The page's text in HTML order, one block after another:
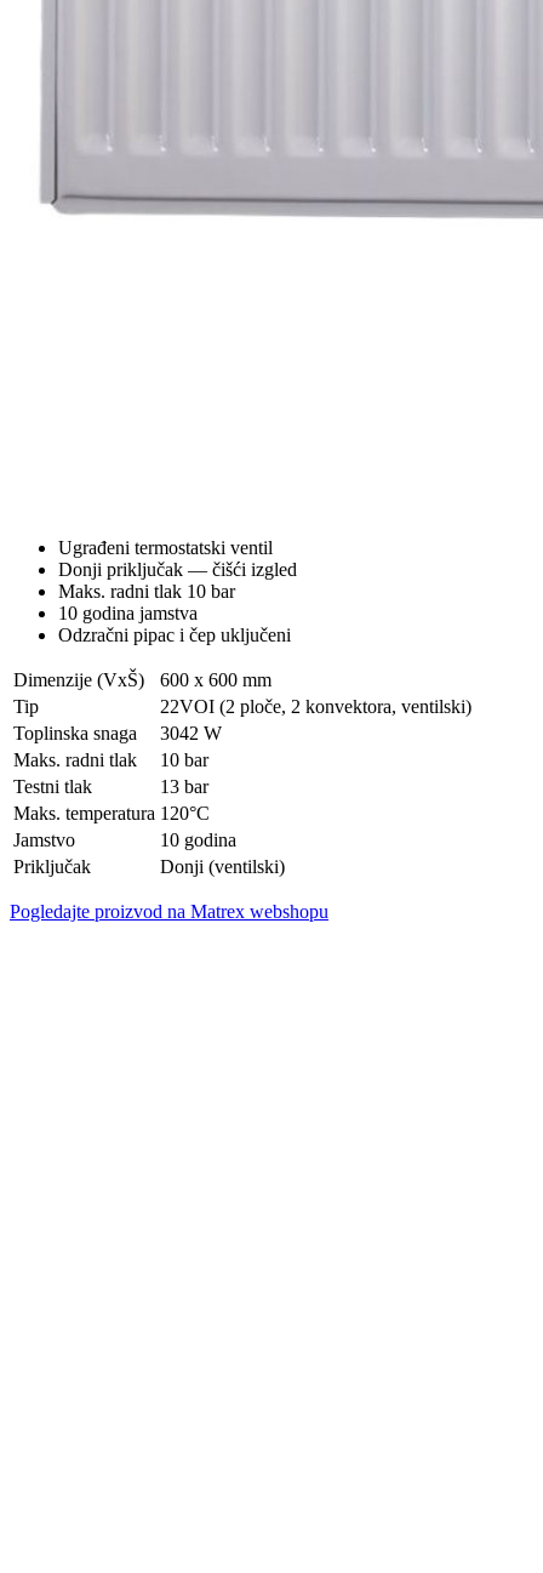
Ugrađeni termostatski ventil
Donji priključak — čišći izgled
Maks. radni tlak 10 bar
10 godina jamstva
Odzračni pipac i čep uključeni
Dimenzije (VxŠ)
600 x 600 mm
Tip
22VOI (2 ploče, 2 konvektora, ventilski)
Toplinska snaga
3042 W
Maks. radni tlak
10 bar
Testni tlak
13 bar
Maks. temperatura 120°C
Jamstvo
10 godina
Priključak
Donji (ventilski)
Pogledajte proizvod na Matrex webshopu